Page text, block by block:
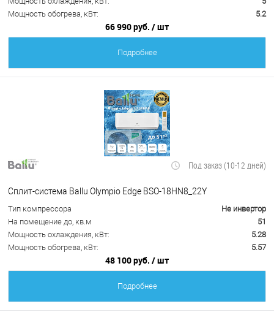
Мощность обогрева, кВт:
5.2
66 990 руб. / шт
Подробнее
Под заказ (10-12 дней)
Сплит-система Ballu Olympio Edge BSO-18HN8_22Y
Тип компрессора
Не инвертор
На помещение до, кв.м
51
Мощность охлаждения, кВт:
5.28
Мощность обогрева, кВт:
5.57
48 100 руб. / шт
Подробнее